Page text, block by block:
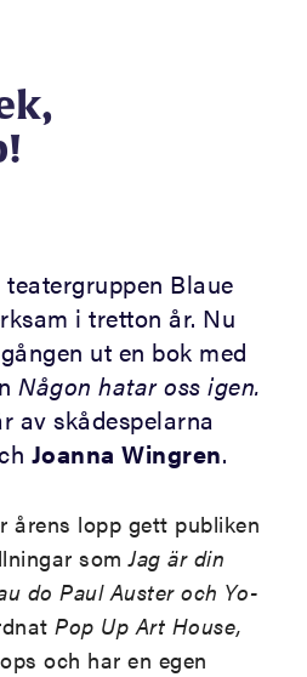
Blaue
i tretton år. Nu
ut en bok med
Någon hatar oss igen.
av skådespelarna
Joanna Wingren.
årens lopp gett publiken
somJag är din
do Paul Auster och Yo-
Pop Up Art House,
och har en egen